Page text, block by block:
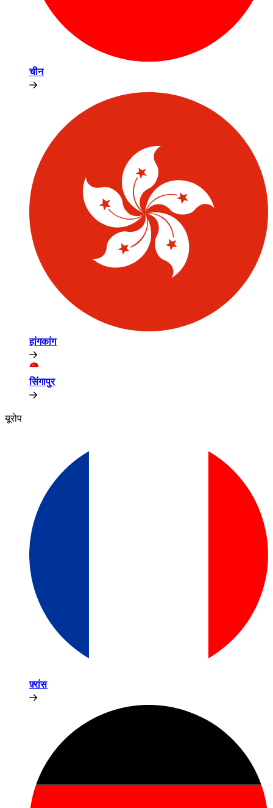
चीन​​
हांगकांग​​
सिंगापुर​​
यूरोप​​
फ़्रांस​​